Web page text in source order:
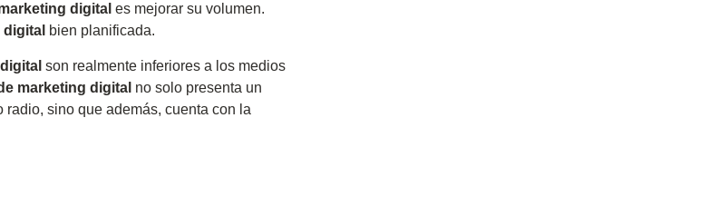
digital es mejorar su volumen.
bien planificada.
son realmente inferiores a los medios
marketing digital no solo presenta un
sino que además, cuenta con la